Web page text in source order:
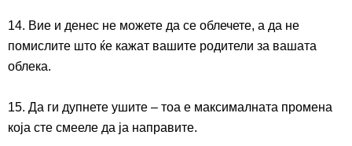
14. Вие и денес не можете да се облечете, а да не
помислите што ќе кажат вашите родители за вашата
облека.
15. Да ги дупнете ушите – тоа е максималната промена
која сте смееле да ја направите.